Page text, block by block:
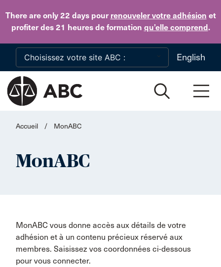
There are only 22 dayspour renouveler votre adhésion et
profiter des 21 heures de formation qu’elle comprend.
Skip to main content
English
Accueil / MonABC
MonABC
MonABC vous donne accès aux détails de votre
adhésion et à un contenu précieux réservé aux
membres. Saisissez vos coordonnées ci-dessous
pour vous connecter.